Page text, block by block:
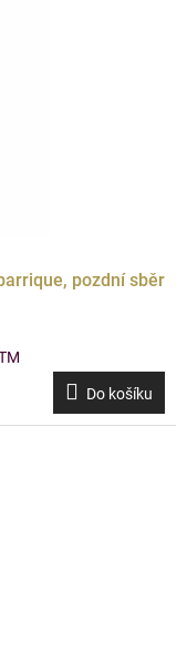
pozdní sběr
Do košíku